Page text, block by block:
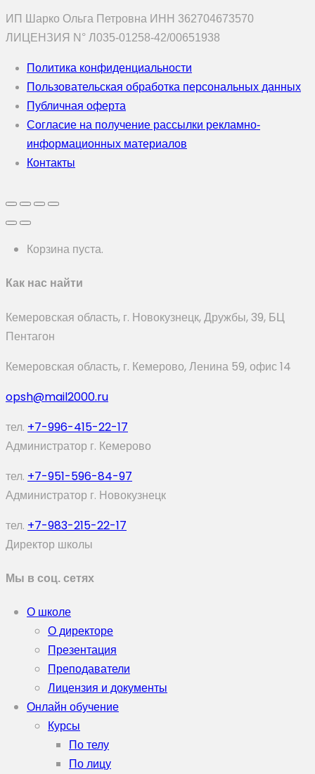
ИП Шарко Ольга Петровна ИНН 362704673570
ЛИЦЕНЗИЯ N° Л035-01258-42/00651938
Политика конфиденциальности
Пользовательская обработка персональных данных
Публичная оферта
Согласие на получение рассылки рекламно-
информационных материалов
Контакты
Корзина пуста.
Как нас найти
Кемеровская область, г. Новокузнецк, Дружбы, 39, БЦ
Пентагон
Кемеровская область, г. Кемерово, Ленина 59, офис 14
opsh@mail2000.ru
тел. +7-996-415-22-17
Администратор г. Кемерово
тел. +7-951-596-84-97
Администратор г. Новокузнецк
тел. +7-983-215-22-17
Директор школы
Мы в соц. сетях
О школе
О директоре
Презентация
Преподаватели
Лицензия и документы
Онлайн обучение
Курсы
По телу
По лицу